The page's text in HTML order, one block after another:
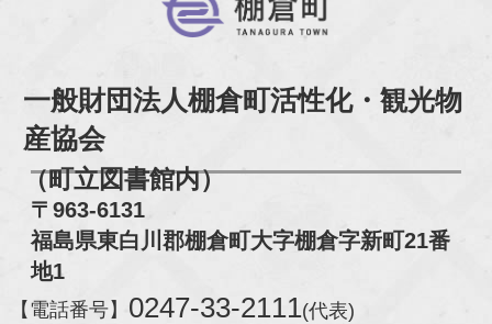
一般財団法人棚倉町活性化・観光物
産協会
（町立図書館内）
〒963-6131
福島県東白川郡棚倉町大字棚倉字新町21番
地1
【電話番号】 0247-33-2111(代表)